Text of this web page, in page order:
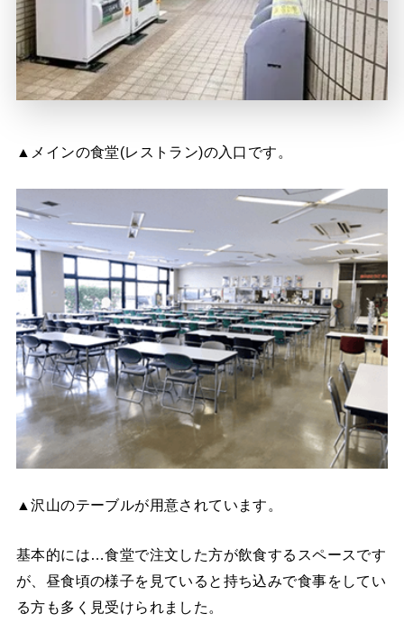
▲メインの食堂(レストラン)の入口です。
▲沢山のテーブルが用意されています。
基本的には…食堂で注文した方が飲食するスペースです
が、昼食頃の様子を見ていると持ち込みで食事をしてい
る方も多く見受けられました。